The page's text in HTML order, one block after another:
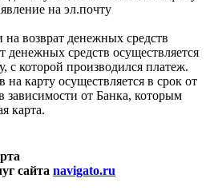
на эл.почту
на возврат денежных средств
денежных средств осуществляется
с которой производился платеж.
карту осуществляется в срок от
зависимости от Банка, которым
карта.
сайта navigato.ru